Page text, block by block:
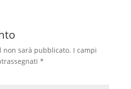
non sarà pubblicato. I campi
*